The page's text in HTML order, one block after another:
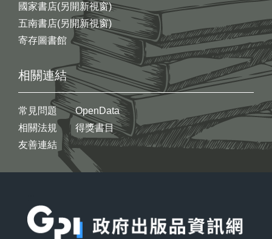
國家書店(另開新視窗)
五南書店(另開新視窗)
寄存圖書館
相關連結
常見問題
相關法規
友善連結
OpenData
得獎書目